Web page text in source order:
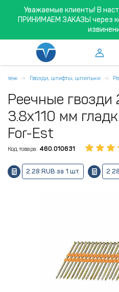
Уважаемые клиенты! В
ПРИНИМАЕМ ЗАКАЗЫ через
Гвозди, штифты, шпильки
Реечные гвозди
3.8x110 мм
For-Est
Код товара: 460.010631
2.28 RUB за 1 шт. 2